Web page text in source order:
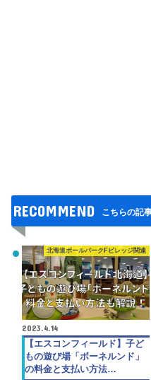
RECOMMEND こちらの記
北海道ボールパークFビレッジ関連
2023.4.14
【エスコンフィールド】子ど
もの遊び場「ボーネルンド」
の料金と支払い方法…